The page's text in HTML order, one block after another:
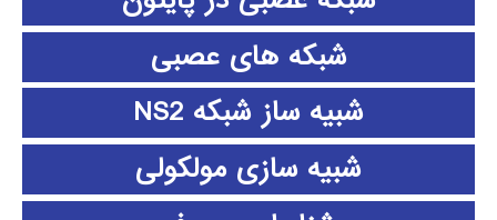
شبکه های عصبی
شبیه ساز شبکه NS2
شبیه سازی مولکولی